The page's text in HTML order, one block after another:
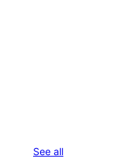
See allreviews